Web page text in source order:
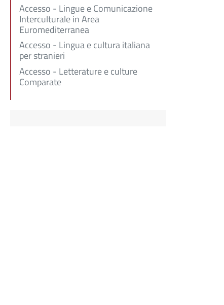
Accesso - Lingue e Comunicazione
Interculturale in Area
Euromediterranea
Accesso - Lingua e cultura italiana
per stranieri
Accesso - Letterature e culture
Comparate